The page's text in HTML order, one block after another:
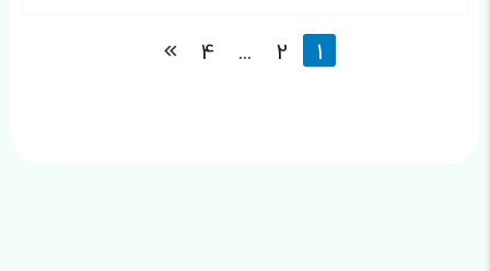
1
2
...
4